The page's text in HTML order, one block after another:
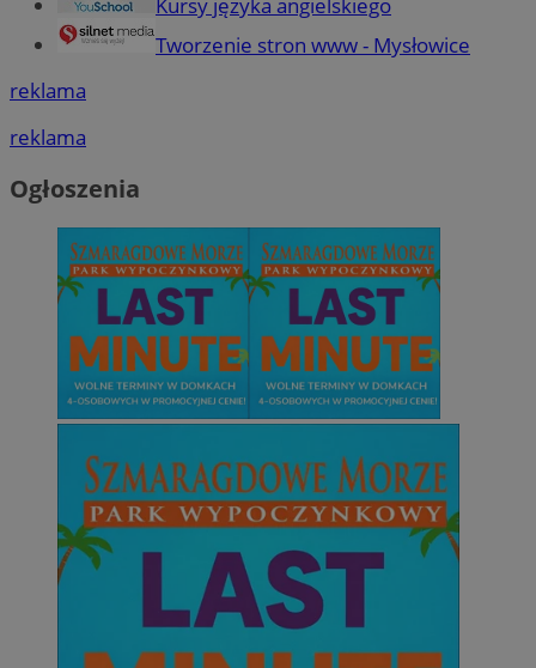
Kursy języka angielskiego
Tworzenie stron www - Mysłowice
reklama
reklama
Ogłoszenia